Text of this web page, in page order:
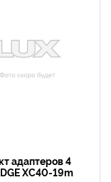
адаптеров 4
XC40-19m